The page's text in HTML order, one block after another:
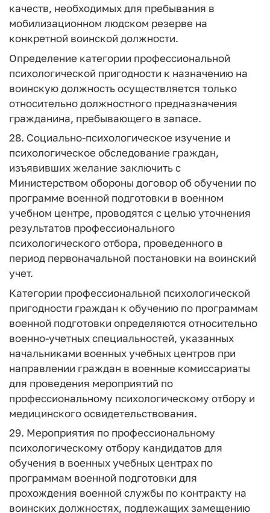
качеств, необходимых для пребывания в
мобилизационном людском резерве на
конкретной воинской должности.
Определение категории профессиональной
психологической пригодности к назначению на
воинскую должность осуществляется только
относительно должностного предназначения
гражданина, пребывающего в запасе.
28. Социально-психологическое изучение и
психологическое обследование граждан,
изъявивших желание заключить с
Министерством обороны договор об обучении по
программе военной подготовки в военном
учебном центре, проводятся с целью уточнения
результатов профессионального
психологического отбора, проведенного в
период первоначальной постановки на воинский
учет.
Категории профессиональной психологической
пригодности граждан к обучению по программам
военной подготовки определяются относительно
военно-учетных специальностей, указанных
начальниками военных учебных центров при
направлении граждан в военные комиссариаты
для проведения мероприятий по
профессиональному психологическому отбору и
медицинского освидетельствования.
29. Мероприятия по профессиональному
психологическому отбору кандидатов для
обучения в военных учебных центрах по
программам военной подготовки для
прохождения военной службы по контракту на
воинских должностях, подлежащих замещению